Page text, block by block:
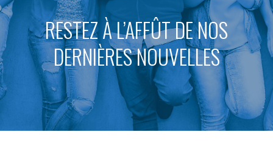
RESTEZ À L’AFFÛT DE NOS
DERNIÈRES NOUVELLES